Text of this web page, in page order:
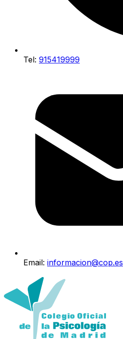
Tel: 915419999
Email: informacion@cop.es